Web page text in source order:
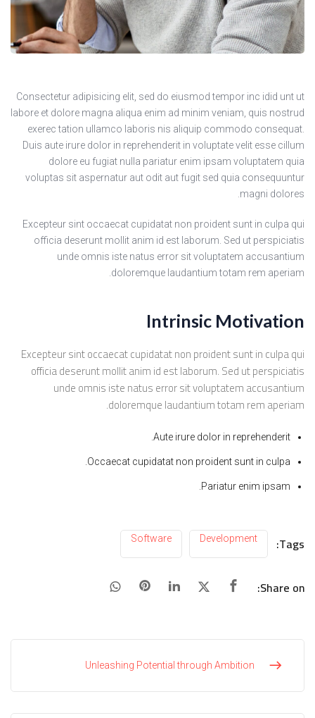
Consectetur adipisicing elit, sed do eiusmod tempor inc idid unt ut
labore et dolore magna aliqua enim ad minim veniam, quis nostrud
exerec tation ullamco laboris nis aliquip commodo consequat.
Duis aute irure dolor in reprehenderit in voluptate velit esse cillum
dolore eu fugiat nulla pariatur enim ipsam voluptatem quia
voluptas sit aspernatur aut odit aut fugit sed quia consequuntur
magni dolores.
Excepteur sint occaecat cupidatat non proident sunt in culpa qui
officia deserunt mollit anim id est laborum. Sed ut perspiciatis
unde omnis iste natus error sit voluptatem accusantium
doloremque laudantium totam rem aperiam.
Intrinsic Motivation
Excepteur sint occaecat cupidatat non proident sunt in culpa qui
officia deserunt mollit anim id est laborum. Sed ut perspiciatis
unde omnis iste natus error sit voluptatem accusantium
doloremque laudantium totam rem aperiam.
Aute irure dolor in reprehenderit.
Occaecat cupidatat non proident sunt in culpa.
Pariatur enim ipsam.
Tags:
Development
Software
Share on:
Unleashing Potential through Ambition